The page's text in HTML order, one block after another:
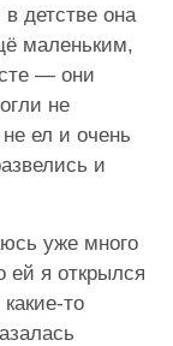
детстве она
маленьким,
— они
не
ел и очень
и
уже много
ей я открылся
то